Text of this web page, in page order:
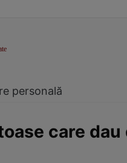
personală
care